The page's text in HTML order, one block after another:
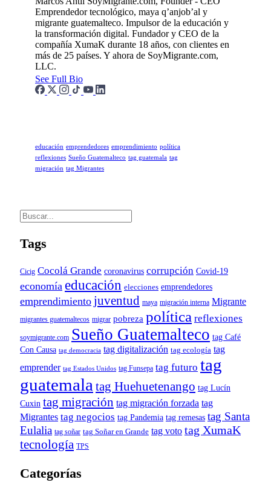
Emprendedor tecnológico, maya q’anjob’al y
migrante guatemalteco. Impulsor de la educación y
la transformación digital. Fundador y CEO de la
compañía XumaK durante 18 años, con clientes en
más de 25 países. Y ahora de SoyMigrante.com,
LLC.
See Full Bio
educación emprendedores emprendimiento política
reflexiones Sueño Guatemalteco tag guatemala tag
migración tag Migrantes
Tags
Cicig Cocolá Grande coronavirus corrupción Covid-19
economía educación elecciones emprendedores
emprendimiento juventud maya migración interna Migrante
migrantes guatemaltecos migrar pobreza política reflexiones
soymigrante.com Sueño Guatemalteco tag Café
Con Causa tag democracia tag digitalización tag ecología tag
emprender tag Estados Unidos tag Funsepa tag futuro tag
guatemalatag Huehuetenango tag Lucín
Cuxin tag migración tag migración forzada tag
Migrantes tag negocios tag Pandemia tag remesas tag Santa
Eulalia tag soñar tag Soñar en Grande tag voto tag XumaK
tecnología TPS
Categorías